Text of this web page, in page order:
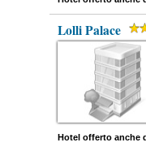
Lolli Palace
Hotel offerto anche